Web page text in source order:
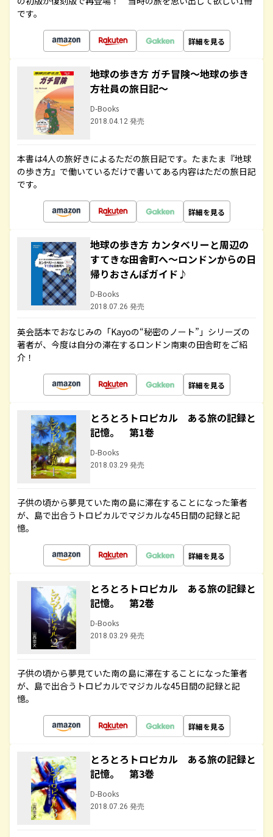
です。
詳細を見る
地球の歩き方 ガチ冒険～地球の歩き
方社員の旅日記～
D-Books
2018.04.12 発売
本書は4人の旅好きによるただの旅日記です。たまたま『地球
の歩き方』で働いているだけで書いてある内容はただの旅日記
です。
詳細を見る
地球の歩き方 カンタベリーと周辺の
すてきな田舎町へ～ロンドンからの日
帰りおさんぽガイド♪
D-Books
2018.07.26 発売
英会話本でおなじみの「Kayoの“秘密のノート”」シリーズの
著者が、今度は自分の滞在するロンドン南東の田舎町をご紹
介！
詳細を見る
とろとろトロピカル ある旅の記録と
記憶。 第1巻
D-Books
2018.03.29 発売
子供の頃から夢見ていた南の島に滞在することになった筆者
が、島で出合うトロピカルでマジカルな45日間の記録と記
憶。
詳細を見る
とろとろトロピカル ある旅の記録と
記憶。 第2巻
D-Books
2018.03.29 発売
子供の頃から夢見ていた南の島に滞在することになった筆者
が、島で出合うトロピカルでマジカルな45日間の記録と記
憶。
詳細を見る
とろとろトロピカル ある旅の記録と
記憶。 第3巻
D-Books
2018.07.26 発売